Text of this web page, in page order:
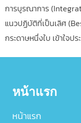
การบูรณาการ
แนวปฏิบัติที่เป็นเลิศ
กระดาษหนึ่งใบ เข้าใจ
หน้าแรก
หน้าแรก